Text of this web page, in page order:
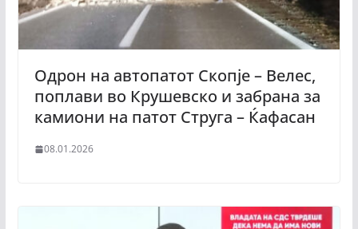
Одрон на автопатот Скопје – Велес,
поплави во Крушевско и забрана за
камиони на патот Струга – Ќафасан
08.01.2026